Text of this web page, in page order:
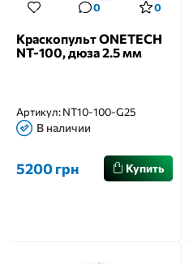
0 0
Краскопульт ONETECH
NT-100, дюза 2.5 мм
Артикул:NT10-100-G25
В наличии
5200 грн Купить